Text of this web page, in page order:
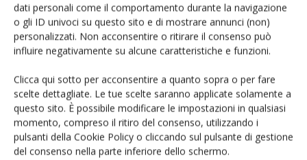
dati personali come il comportamento durante la navigazione
o gli ID univoci su questo sito e di mostrare annunci (non)
personalizzati. Non acconsentire o ritirare il consenso può
influire negativamente su alcune caratteristiche e funzioni.
Clicca qui sotto per acconsentire a quanto sopra o per fare
scelte dettagliate. Le tue scelte saranno applicate solamente a
questo sito. È possibile modificare le impostazioni in qualsiasi
momento, compreso il ritiro del consenso, utilizzando i
pulsanti della Cookie Policy o cliccando sul pulsante di gestione
del consenso nella parte inferiore dello schermo.